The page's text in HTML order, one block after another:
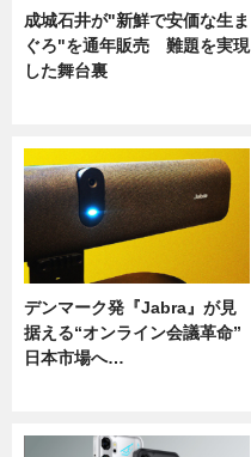
成城石井が"新鮮で安価な生ま
ぐろ"を通年販売 難題を実現
した舞台裏
デンマーク発『Jabra』が見
据える“オンライン会議革命”
日本市場へ…